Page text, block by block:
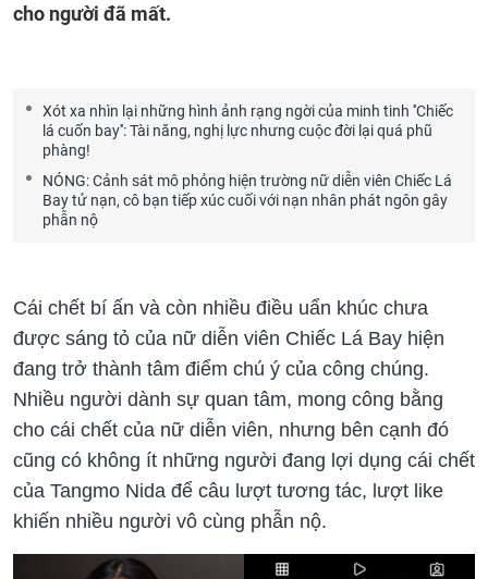
cho người đã mất.
Xót xa nhìn lại những hình ảnh rạng ngời của minh tinh ''Chiếc
lá cuốn bay'': Tài năng, nghị lực nhưng cuộc đời lại quá phũ
phàng!
NÓNG: Cảnh sát mô phỏng hiện trường nữ diễn viên Chiếc Lá
Bay tử nạn, cô bạn tiếp xúc cuối với nạn nhân phát ngôn gây
phẫn nộ
Cái chết bí ấn và còn nhiều điều uẩn khúc chưa
được sáng tỏ của nữ diễn viên Chiếc Lá Bay hiện
đang trở thành tâm điểm chú ý của công chúng.
Nhiều người dành sự quan tâm, mong công bằng
cho cái chết của nữ diễn viên, nhưng bên cạnh đó
cũng có không ít những người đang lợi dụng cái chết
của Tangmo Nida để câu lượt tương tác, lượt like
khiến nhiều người vô cùng phẫn nộ.